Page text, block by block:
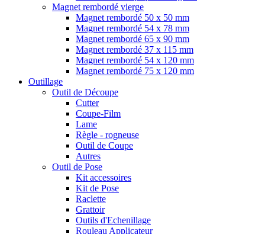
Magnet rembordé vierge
Magnet rembordé 50 x 50 mm
Magnet rembordé 54 x 78 mm
Magnet rembordé 65 x 90 mm
Magnet rembordé 37 x 115 mm
Magnet rembordé 54 x 120 mm
Magnet rembordé 75 x 120 mm
Outillage
Outil de Découpe
Cutter
Coupe-Film
Lame
Règle - rogneuse
Outil de Coupe
Autres
Outil de Pose
Kit accessoires
Kit de Pose
Raclette
Grattoir
Outils d'Echenillage
Rouleau Applicateur